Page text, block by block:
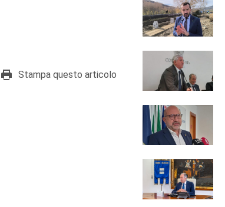
Stampa questo articolo